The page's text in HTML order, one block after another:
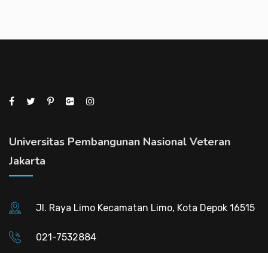
Universitas Pembangunan Nasional Veteran
Jakarta
Jl. Raya Limo Kecamatan Limo, Kota Depok 16515
021-7532884